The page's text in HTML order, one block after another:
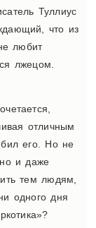
Туллиус
что из
любит
лжецом.
отличным
его. Но не
и даже
тем людям,
одного дня